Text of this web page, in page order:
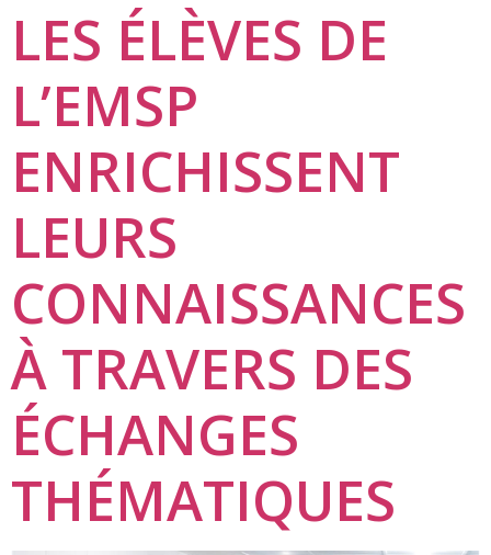
LES ÉLÈVES DE
L’EMSP
ENRICHISSENT
LEURS
CONNAISSANCES
À TRAVERS DES
ÉCHANGES
THÉMATIQUES